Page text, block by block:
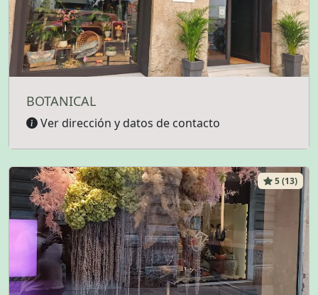
BOTANICAL
Ver dirección y datos de contacto
5 (13)